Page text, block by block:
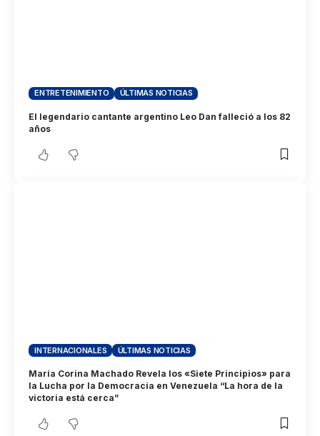
ENTRETENIMIENTO ÚLTIMAS NOTICIAS
El legendario cantante argentino Leo Dan falleció a los 82
años
INTERNACIONALES ÚLTIMAS NOTICIAS
María Corina Machado Revela los «Siete Principios» para
la Lucha por la Democracia en Venezuela “La hora de la
victoria está cerca”